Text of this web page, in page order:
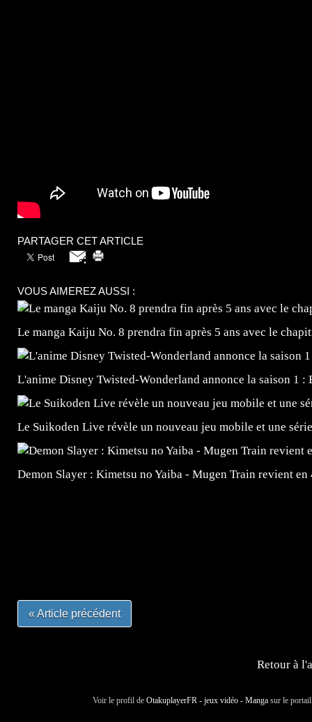
PARTAGER CET ARTICLE
VOUS AIMEREZ AUSSI :
Le manga Kaiju No. 8 prendra fin après 5 ans avec le
L'anime Disney Twisted-Wonderland annonce la saison 1
Le Suikoden Live révèle un nouveau jeu mobile et une
Demon Slayer : Kimetsu no Yaiba - Mugen Train revient en
« Article précédent
Retour à
Voir le profil de OtakuplayerFR - jeux vidéo - Manga sur le